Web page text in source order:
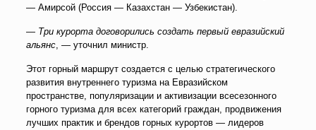
— Амирсой (Россия — Казахстан — Узбекистан).
— Три курорта договорились создать первый евразийский
альянс, — уточнил министр.
Этот горный маршрут создается с целью стратегического
развития внутреннего туризма на Евразийском
пространстве, популяризации и активизации всесезонного
горного туризма для всех категорий граждан, продвижения
лучших практик и брендов горных курортов — лидеров